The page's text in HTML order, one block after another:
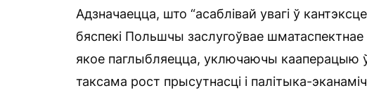
Адзначаецца, што “асаблівай увагі ў
бяспекі Польшчы заслугоўвае шматаспектнае
якое паглыбляецца, уключаючы кааперацыю
таксама рост прысутнасці і палітыка-